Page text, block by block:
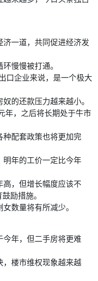
一道，共同促进经济发
慢慢被打通。
口企业来说，是一个极大
的还款压力越来越小。
年，之后将长期处于牛市
种配套政策也将更加完
明年的工价一定比今年
高，但增长幅度应该不
励措施。
数量将有所减少。
今年，但二手房将更难
，楼市维权现象越来越